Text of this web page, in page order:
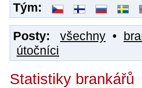
Tým:
Posty: všechny •
útočníci
Statistiky brankářů